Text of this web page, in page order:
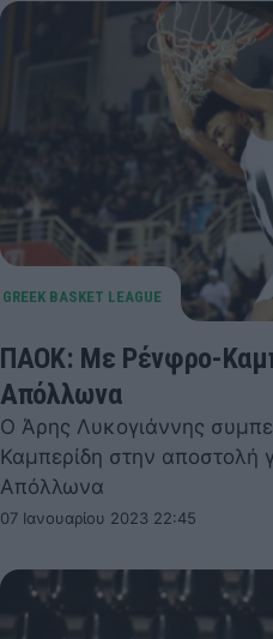
ΠΑΟΚ: Με Ρένφρο-
Απόλλωνα
Ο Άρης Λυκογιάννης
Καμπερίδη στην αποστολή
Απόλλωνα
07 Ιανουαρίου 2023 22:45